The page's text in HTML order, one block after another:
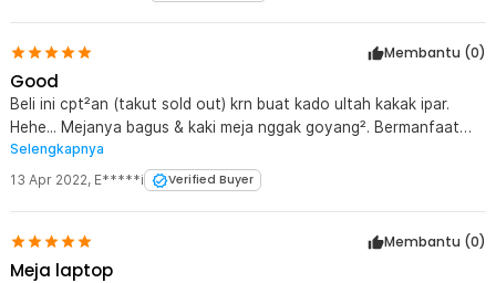
Membantu (0)
Good
Beli ini cpt²an (takut sold out) krn buat kado ultah kakak ipar.
Hehe... Mejanya bagus & kaki meja nggak goyang². Bermanfaat
bgt.
Selengkapnya
13 Apr 2022, E*****i Verified Buyer
Membantu (0)
Meja laptop